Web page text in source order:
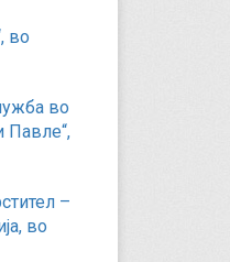
во
во
Павле“,
–
во